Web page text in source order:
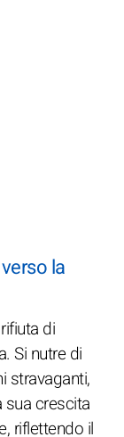
la
di
Si nutre di
stravaganti,
sua crescita
riflettendo il